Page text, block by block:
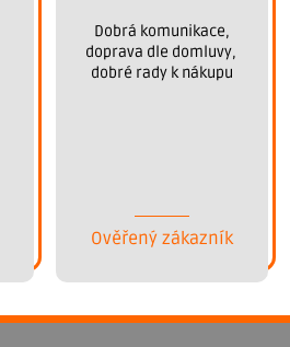
doprava dle domluvy,
dobré rady k nákupu
Ověřený zákazník